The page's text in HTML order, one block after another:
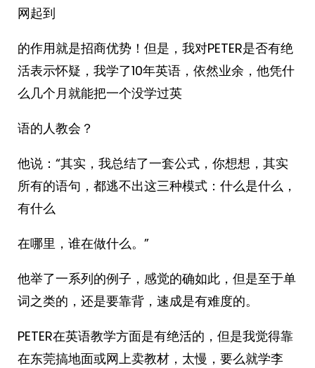
网起到
的作用就是招商优势！但是，我对PETER是否有绝
活表示怀疑，我学了10年英语，依然业余，他凭什
么几个月就能把一个没学过英
语的人教会？
他说：“其实，我总结了一套公式，你想想，其实
所有的语句，都逃不出这三种模式：什么是什么，
有什么
在哪里，谁在做什么。”
他举了一系列的例子，感觉的确如此，但是至于单
词之类的，还是要靠背，速成是有难度的。
PETER在英语教学方面是有绝活的，但是我觉得靠
在东莞搞地面或网上卖教材，太慢，要么就学李